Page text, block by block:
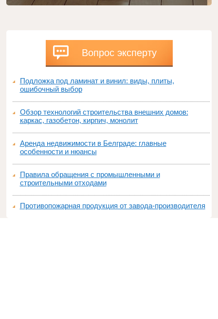
Вопрос эксперту
Подложка под ламинат и винил: виды, плиты,
ошибочный выбор
Обзор технологий строительства внешних домов:
каркас, газобетон, кирпич, монолит
Аренда недвижимости в Белграде: главные
особенности и нюансы
Правила обращения с промышленными и
строительными отходами
Противопожарная продукция от завода-производителя